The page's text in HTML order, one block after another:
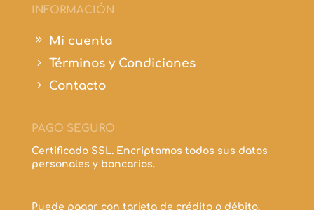
INFORMACIÓN
9 Mi cuenta
5 Términos y Condiciones
5 Contacto
PAGO SEGURO
Certificado SSL. Encriptamos todos sus datos
personales y bancarios.
Puede pagar con tarjeta de crédito o débito.